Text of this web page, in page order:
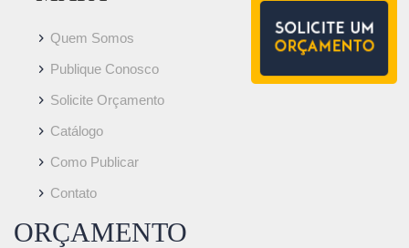
Quem Somos
Publique Conosco
Solicite Orçamento
Catálogo
Como Publicar
Contato
ORÇAMENTO